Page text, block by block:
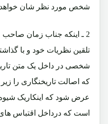
شخص مورد نظر شان خواهد
2 ـ اینکه جناب زمان
تلقین نظریات خود و با
شخصی در داخل یک متن
که اصالت تاریخنگاری را
عرض شود که اینکاریک
است که درداخل اقتباس